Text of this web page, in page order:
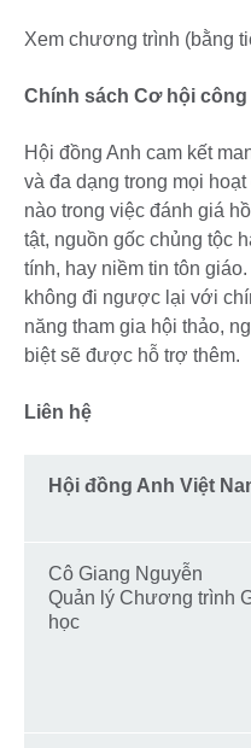
Xem chương trình (bằng
Chính sách Cơ hội công
Hội đồng Anh cam kết
và đa dạng trong mọi
nào trong việc đánh giá
tật, nguồn gốc chủng tộc
tính, hay niềm tin tôn
không đi ngược lại với
năng tham gia hội thảo,
biệt sẽ được hỗ trợ thêm.
Liên hệ
Hội đồng Anh Việt
Cô Giang Nguyễn
Quản lý Chương trình
học